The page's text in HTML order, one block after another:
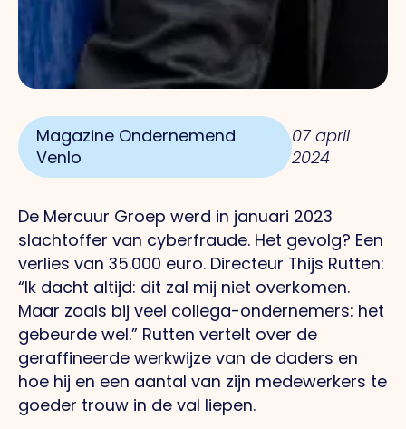
Magazine Ondernemend
Venlo
07 april
2024
De Mercuur Groep werd in januari 2023
slachtoffer van cyberfraude. Het gevolg? Een
verlies van 35.000 euro. Directeur Thijs Rutten:
“Ik dacht altijd: dit zal mij niet overkomen.
Maar zoals bij veel collega-ondernemers: het
gebeurde wel.” Rutten vertelt over de
geraffineerde werkwijze van de daders en
hoe hij en een aantal van zijn medewerkers te
goeder trouw in de val liepen.